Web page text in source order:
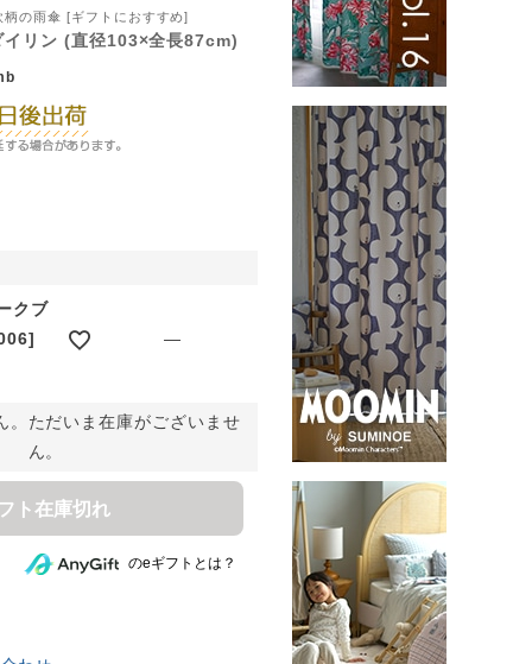
の雨傘 [ギフトにおすすめ]
リン (直径103×全長87cm)
クブ
—
。ただいま在庫がございませ
ん。
ト在庫切れ
のeギフトとは？